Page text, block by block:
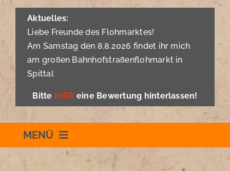
Aktuelles:
Liebe Freunde des Flohmarktes!
Am Samstag den 8.8.2026 findet ihr mich
am großen Bahnhofstraßenflohmarkt in
Spittal
Bitte HIER eine Bewertung hinterlassen!
MENÜ
Willkommen